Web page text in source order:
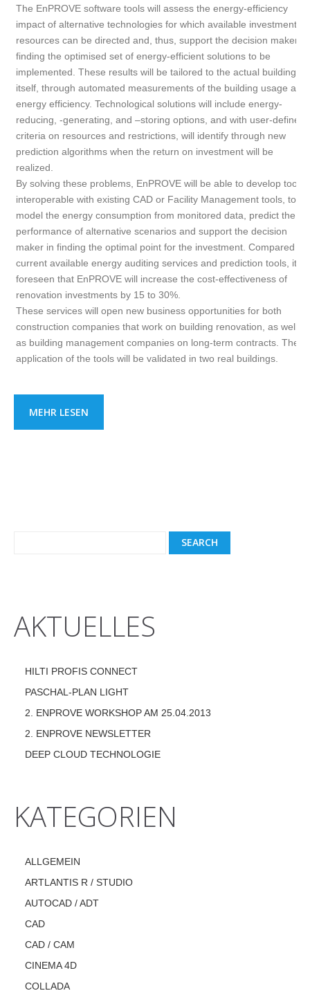
The EnPROVE software tools will assess the energy-efficiency
impact of alternative technologies for which available investment
resources can be directed and, thus, support the decision maker
finding the optimised set of energy-efficient solutions to be
implemented. These results will be tailored to the actual building
itself, through automated measurements of the building usage and
energy efficiency. Technological solutions will include energy-
reducing, -generating, and –storing options, and with user-defined
criteria on resources and restrictions, will identify through new
prediction algorithms when the return on investment will be
realized.
By solving these problems, EnPROVE will be able to develop tools,
interoperable with existing CAD or Facility Management tools, to
model the energy consumption from monitored data, predict the
performance of alternative scenarios and support the decision
maker in finding the optimal point for the investment. Compared to
current available energy auditing services and prediction tools, it is
foreseen that EnPROVE will increase the cost-effectiveness of
renovation investments by 15 to 30%.
These services will open new business opportunities for both
construction companies that work on building renovation, as well
as building management companies on long-term contracts. The
application of the tools will be validated in two real buildings.
MEHR LESEN
AKTUELLES
HILTI PROFIS CONNECT
PASCHAL-PLAN LIGHT
2. ENPROVE WORKSHOP AM 25.04.2013
2. ENPROVE NEWSLETTER
DEEP CLOUD TECHNOLOGIE
KATEGORIEN
ALLGEMEIN
ARTLANTIS R / STUDIO
AUTOCAD / ADT
CAD
CAD / CAM
CINEMA 4D
COLLADA